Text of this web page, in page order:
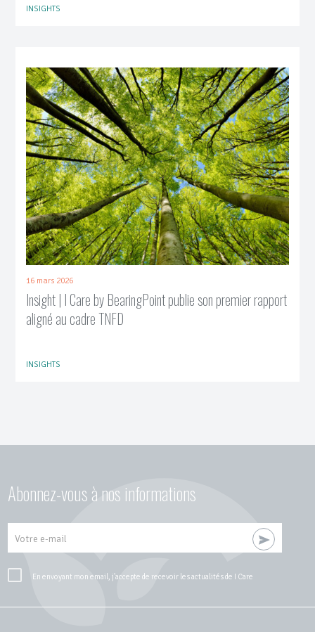
INSIGHTS
16 mars 2026
Insight | I Care by BearingPoint publie son premier rapport
aligné au cadre TNFD
INSIGHTS
Abonnez-vous à nos informations
Votre e-mail
En envoyant mon email, j'accepte de recevoir les actualités de I Care